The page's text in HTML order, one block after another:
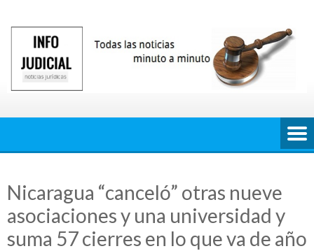
contenido
Nicaragua “canceló” otras nueve
asociaciones y una universidad y
suma 57 cierres en lo que va de año